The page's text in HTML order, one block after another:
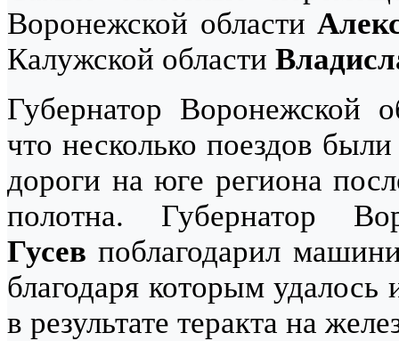
Воронежской области
Калужской области
Губернатор Воронежской
что несколько поездов
дороги на юге региона
полотна. Губернатор
Гусев поблагодарил
благодаря которым удалось
в результате теракта на